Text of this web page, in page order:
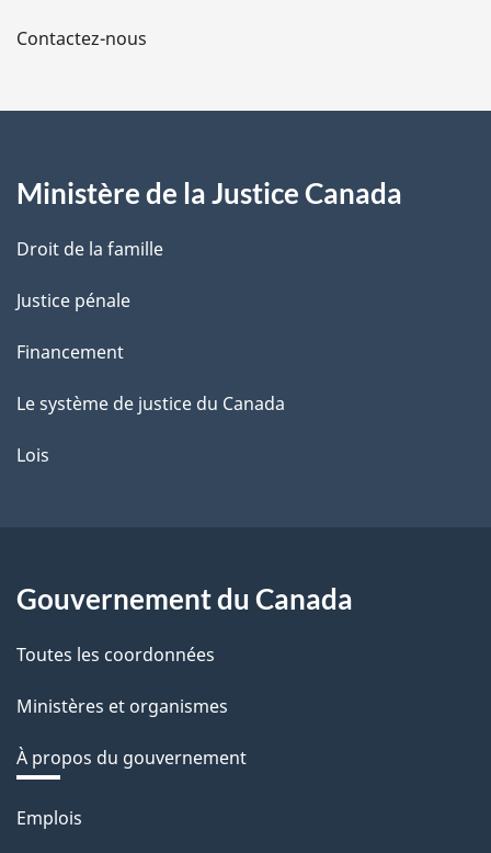
a
e
Contactez-nous
Ministère de la Justice Canada
Droit de la famille
Justice pénale
Financement
Le système de justice du Canada
Lois
Gouvernement du Canada
Toutes les coordonnées
Ministères et organismes
À propos du gouvernement
Thèmes
Emplois